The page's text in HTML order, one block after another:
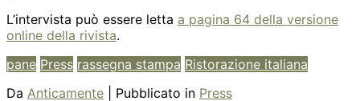
L’intervista può essere letta a pagina 64 della versione
online della rivista.
pane Press rassegna stampa Ristorazione italiana
Da Anticamente | Pubblicato in Press